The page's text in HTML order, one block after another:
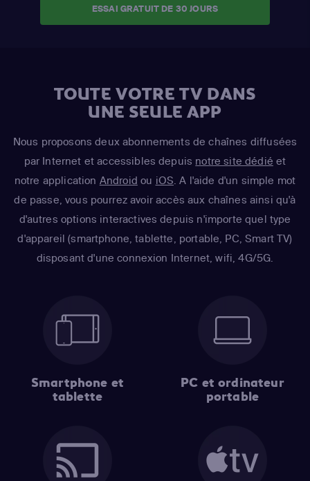
ESSAI GRATUIT DE 30 JOURS
TOUTE VOTRE TV DANS
UNE SEULE APP
Nous proposons deux abonnements de chaînes diffusées
par Internet et accessibles depuis notre site dédié et
notre application Android ou iOS . A l'aide d'un simple mot
de passe, vous pourrez avoir accès aux chaînes ainsi qu'à
d'autres options interactives depuis n'importe quel type
d'appareil (smartphone, tablette, portable, PC, Smart TV)
disposant d'une connexion Internet, wifi, 4G/5G.
Smartphone et
tablette
PC et ordinateur
portable